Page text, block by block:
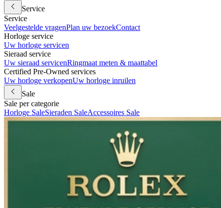
Service
Service
Veelgestelde vragenPlan uw bezoekContact
Horloge service
Uw horloge servicen
Sieraad service
Uw sieraad servicenRingmaat meten & maattabel
Certified Pre-Owned services
Uw horloge verkopenUw horloge inruilen
Sale
Sale per categorie
Horloge SaleSieraden SaleAccessoires Sale